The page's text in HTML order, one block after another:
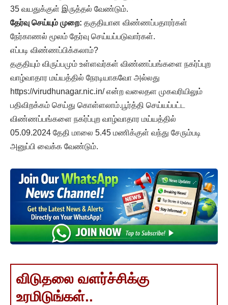
35 வயதுக்குள் இருத்தல் வேண்டும்.
தேர்வு செய்யும் முறை: தகுதியான விண்ணப்பதாரர்கள்
நேர்காணல் மூலம் தேர்வு செய்யப்படுவார்கள்.
எப்படி விண்ணப்பிக்கலாம்?
தகுதியும் விருப்பமும் உள்ளவர்கள் விண்ணப்பங்களை நகர்ப்புற
வாழ்வாதார மய்யத்தில் நேரடியாகவோ அல்லது
https://virudhunagar.nic.in/ என்ற வலைதள முகவரியிலும்
பதிவிறக்கம் செய்து கொள்ளலாம்.பூர்த்தி செய்யப்பட்ட
விண்ணப்பங்களை நகர்ப்புற வாழ்வாதார மய்யத்தில்
05.09.2024 தேதி மாலை 5.45 மணிக்குள் வந்து சேரும்படி
அனுப்பி வைக்க வேண்டும்.
விடுதலை வளர்ச்சிக்கு
உரமிடுங்கள்..